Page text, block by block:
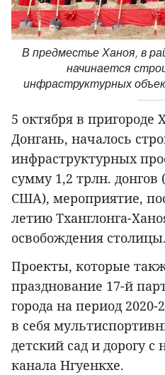
В предместье Ханоя, в
начинается
инфраструктурных
5 октября в пригороде
Донгань, началось
инфраструктурных
сумму 1,2 трлн.
США), мероприятие,
летию Тханглонга-
освобождения столицы.
Проекты, которые
празднование 17-й
города на период
в себя
детский сад и дорогу
канала Нгуенкхе.